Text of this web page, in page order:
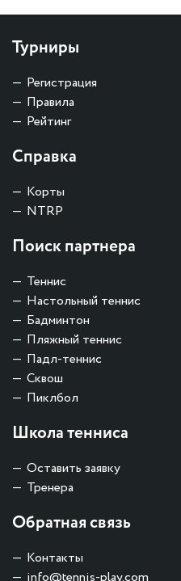
Турниры
Регистрация
Правила
Рейтинг
Справка
Корты
NTRP
Поиск партнера
Теннис
Настольный теннис
Бадминтон
Пляжный теннис
Падл-теннис
Сквош
Пиклбол
Школа тенниса
Оставить заявку
Тренера
Обратная связь
Контакты